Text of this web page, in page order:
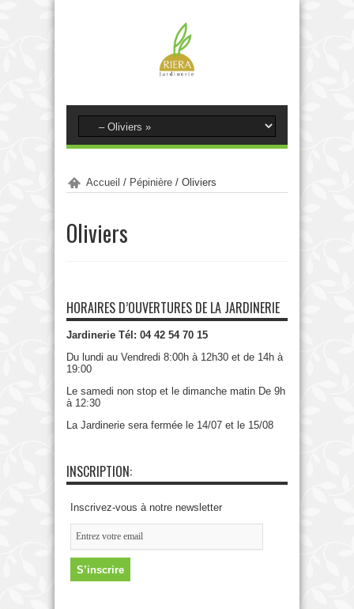
Accueil / Pépinière / Oliviers
Oliviers
HORAIRES D’OUVERTURES DE LA JARDINERIE
Jardinerie Tél: 04 42 54 70 15
Du lundi au Vendredi 8:00h à 12h30 et de 14h à
19:00
Le samedi non stop et le dimanche matin De 9h
à 12:30
La Jardinerie sera fermée le 14/07 et le 15/08
INSCRIPTION:
Inscrivez-vous à notre newsletter